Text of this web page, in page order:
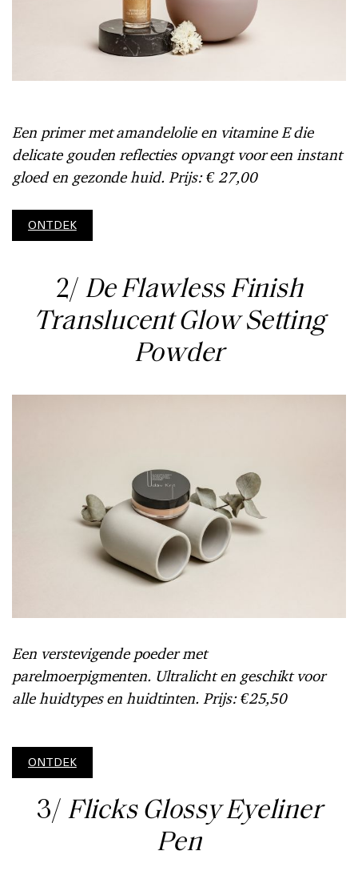
Een primer met amandelolie en vitamine E die
delicate gouden reflecties opvangt voor een instant
gloed en gezonde huid. Prijs: € 27,00
ONTDEK
2/ De Flawless Finish
Translucent Glow Setting
Powder
Een verstevigende poeder met
parelmoerpigmenten. Ultralicht en geschikt voor
alle huidtypes en huidtinten. Prijs: €25,50
ONTDEK
3/ Flicks Glossy Eyeliner
Pen